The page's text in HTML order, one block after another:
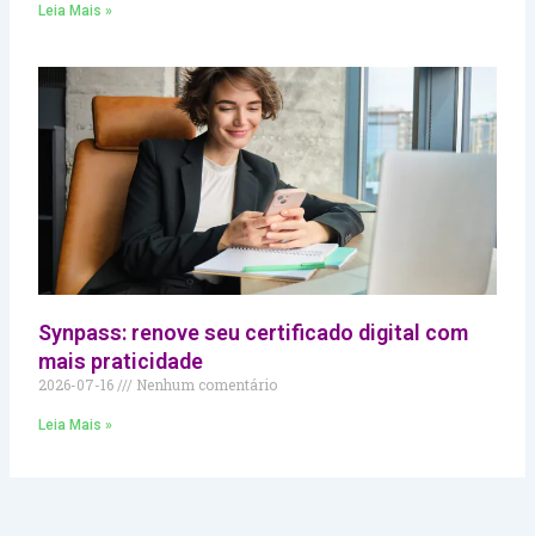
Leia Mais »
Synpass: renove seu certificado digital com
mais praticidade
2026-07-16 Nenhum comentário
Leia Mais »